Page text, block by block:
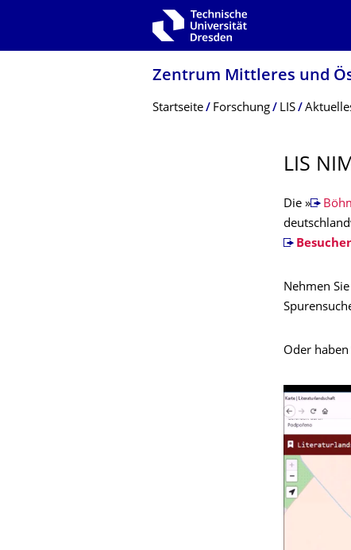
Zur Hauptnavigation springen
Zentrum Mittleres und
Breadcrumb-Menü
Startseite Forschung LIS
LIS
Die »
Nehmen
Oder